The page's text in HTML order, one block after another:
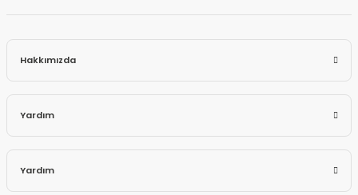
Hakkımızda
Yardım
Yardım